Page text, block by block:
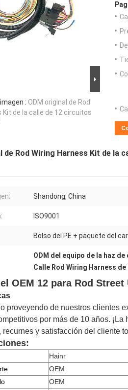
: ODM original de Rod
Kit de la calle de 12 circuitos
de Rod Wiring Harness Kit de la
Shandong, China
ISO9001
Bolso del PE + paquete del
ODM del equipo de la haz
Calle Rod Wiring Harness
OEM 12 para Rod
proveyendo de nuestros clientes
por más de 10 años.
y satisfacción del cliente
Hainr
OEM
OEM